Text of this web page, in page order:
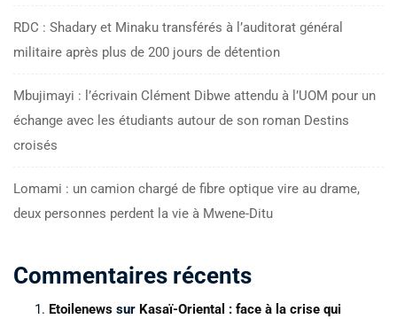
RDC : Shadary et Minaku transférés à l’auditorat général
militaire après plus de 200 jours de détention
Mbujimayi : l’écrivain Clément Dibwe attendu à l’UOM pour un
échange avec les étudiants autour de son roman Destins
croisés
Lomami : un camion chargé de fibre optique vire au drame,
deux personnes perdent la vie à Mwene-Ditu
Commentaires récents
Etoilenews sur Kasaï-Oriental : face à la crise qui